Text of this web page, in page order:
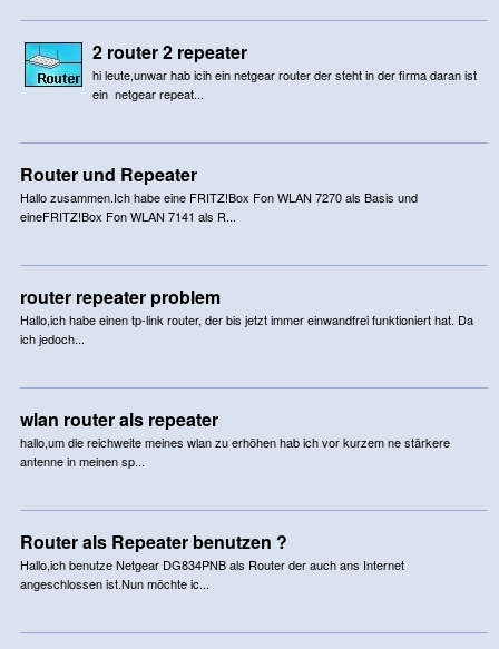
2 router 2 repeater
hi leute,unwar hab icih ein netgear router der steht in der firma daran ist
ein netgear repeat...
Router und Repeater
Hallo zusammen.Ich habe eine FRITZ!Box Fon WLAN 7270 als Basis und
eineFRITZ!Box Fon WLAN 7141 als R...
router repeater problem
Hallo,ich habe einen tp-link router, der bis jetzt immer einwandfrei funktioniert hat. Da
ich jedoch...
wlan router als repeater
hallo,um die reichweite meines wlan zu erhöhen hab ich vor kurzem ne stärkere
antenne in meinen sp...
Router als Repeater benutzen ?
Hallo,ich benutze Netgear DG834PNB als Router der auch ans Internet
angeschlossen ist.Nun möchte ic...